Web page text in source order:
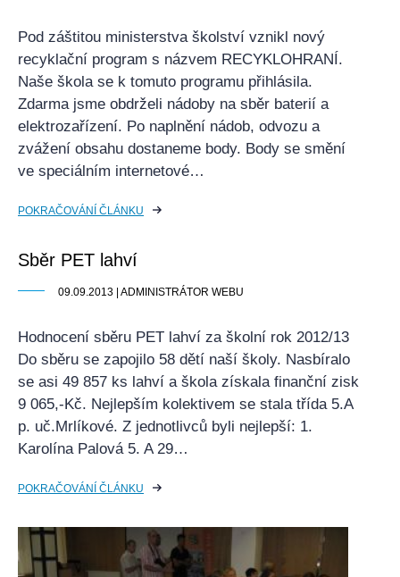
Pod záštitou ministerstva školství vznikl nový
recyklační program s názvem RECYKLOHRANÍ.
Naše škola se k tomuto programu přihlásila.
Zdarma jsme obdrželi nádoby na sběr baterií a
elektrozařízení. Po naplnění nádob, odvozu a
zvážení obsahu dostaneme body. Body se smění
ve speciálním internetové…
POKRAČOVÁNÍ ČLÁNKU
Sběr PET lahví
09.09.2013 | ADMINISTRÁTOR WEBU
Hodnocení sběru PET lahví za školní rok 2012/13
Do sběru se zapojilo 58 dětí naší školy. Nasbíralo
se asi 49 857 ks lahví a škola získala finanční zisk
9 065,-Kč. Nejlepším kolektivem se stala třída 5.A
p. uč.Mrlíkové. Z jednotlivců byli nejlepší: 1.
Karolína Palová 5. A 29…
POKRAČOVÁNÍ ČLÁNKU